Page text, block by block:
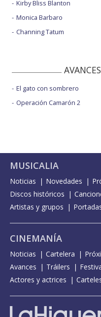
Kirby Bliss Blanton
Monica Barbaro
Channing Tatum
El gato con sombrero
Operación Camarón 2
MUSICALIA
Noticias Novedades
Discos históricos
Artistas y grupos
CINEMANÍA
Noticias Cartelera
Avances
Tráilers
Actores y actrices